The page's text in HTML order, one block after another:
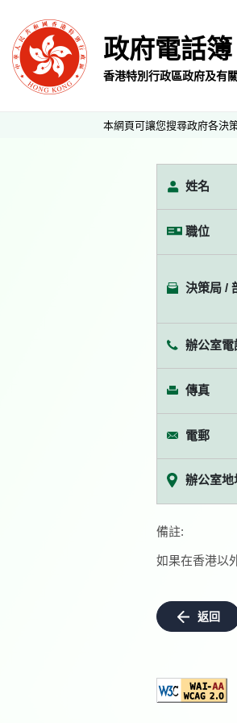
政府電話簿
香港特別行政區政府及有
本網頁可讓您搜尋政府各決
姓名
職位
決策局 /
辦公室電
傳真
電郵
辦公室地
備註:
如果在香港以
返回